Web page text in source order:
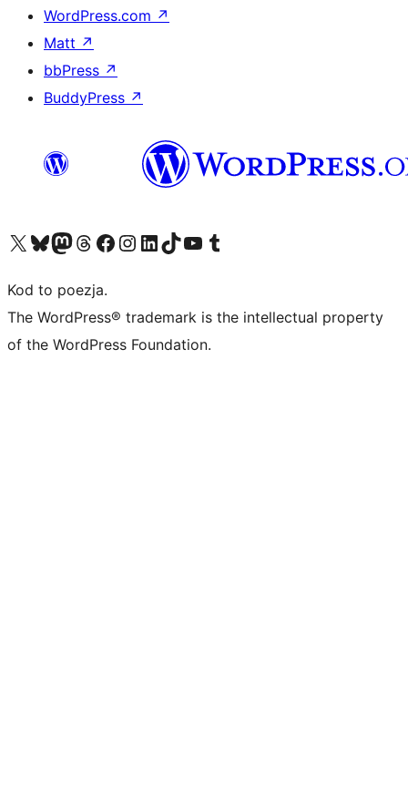
WordPress.com ↗
Matt ↗
bbPress ↗
BuddyPress ↗
Odwiedź nasze konto X (dawniej Twitter)
Odwiedź nasze konto Bluesky
Odwiedź nasze konto na Mastodoncie
Odwiedź naszego Threadsa
Odwiedź naszego Facebooka
Odwiedź nasze konto na Instagramie
Odwiedź nasze konto na LinkedIn
Odwiedź naszego TikToka
Odwiedź nasz kanał YouTube
Odwiedź naszego Tumblra
Kod to poezja.
The WordPress® trademark is the intellectual property
of the WordPress Foundation.